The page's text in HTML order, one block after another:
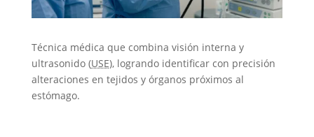
Técnica médica que combina visión interna y
ultrasonido (USE), logrando identificar con precisión
alteraciones en tejidos y órganos próximos al
estómago.